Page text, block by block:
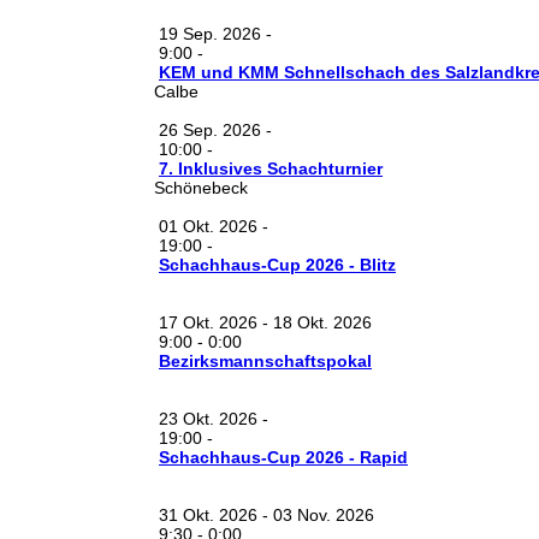
19 Sep. 2026 -
9:00 -
KEM und KMM Schnellschach des
Calbe
26 Sep. 2026 -
10:00 -
7. Inklusives Schachturnier
Schönebeck
01 Okt. 2026 -
19:00 -
Schachhaus-Cup 2026 - Blitz
17 Okt. 2026 - 18 Okt. 2026
9:00 - 0:00
Bezirksmannschaftspokal
23 Okt. 2026 -
19:00 -
Schachhaus-Cup 2026 - Rapid
31 Okt. 2026 - 03 Nov. 2026
9:30 - 0:00